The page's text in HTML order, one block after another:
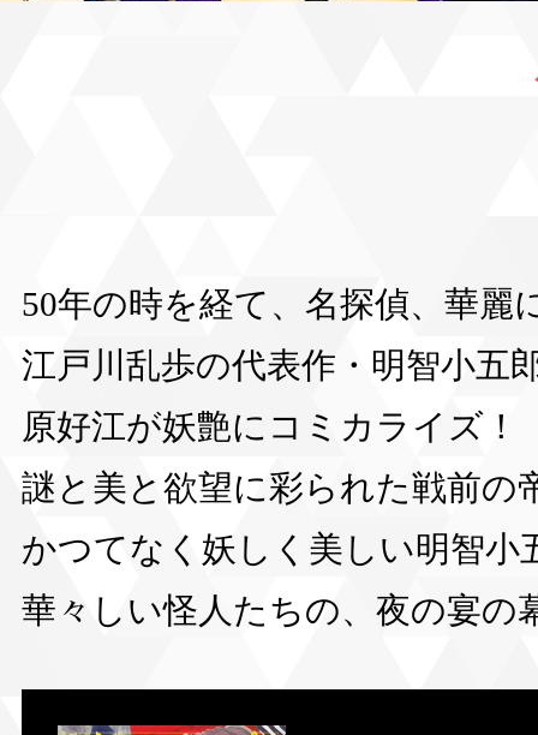
50年の時を経て、名探偵、華
江戸川乱歩の代表作・明智小五
原好江が妖艶にコミカライズ
謎と美と欲望に彩られた戦前の
かつてなく妖しく美しい明智小
華々しい怪人たちの、夜の宴